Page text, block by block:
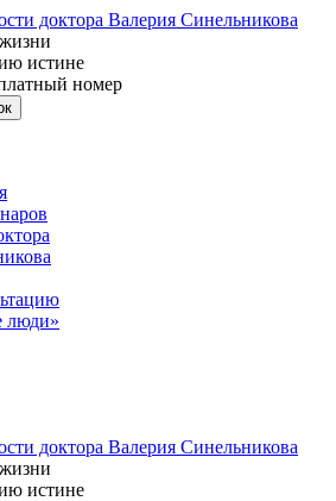
доктора Валерия Синельникова
истине
номер
люди»
доктора Валерия Синельникова
истине